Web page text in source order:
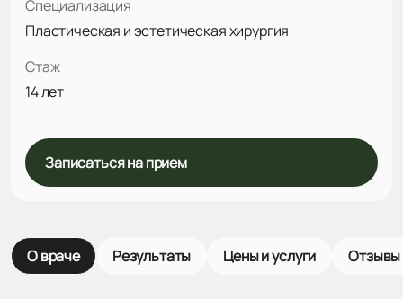
Специализация
Пластическая и эстетическая хирургия
Стаж
14 лет
Записаться на прием
О враче Результаты Цены и услуги Отзывы